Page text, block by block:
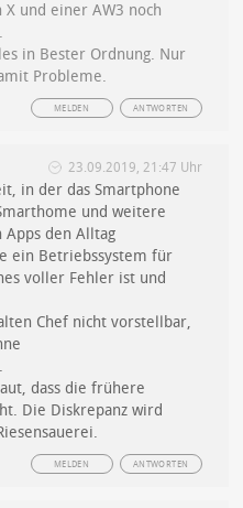
und einer AW3 noch
in Bester Ordnung. Nur
Probleme.
ANTWORTEN
MELDEN
23.09.2019, 21:47 Uhr
in der das Smartphone
und weitere
Apps den Alltag
ein Betriebssystem für
voller Fehler ist und
Chef nicht vorstellbar,
dass die frühere
Die Diskrepanz wird
ANTWORTEN
MELDEN